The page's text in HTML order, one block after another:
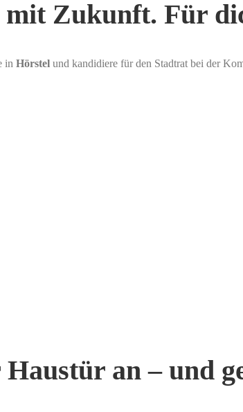
mit Zukunft. Für
in Hörstel und kandidiere für den Stadtrat bei der
an – und